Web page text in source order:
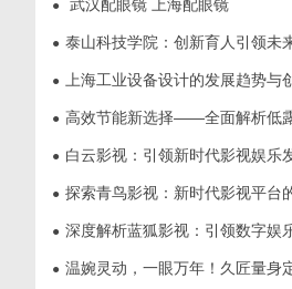
● 武汉配眼镜 上海配眼镜
● 泰山科技学院：创新育人引领未来科
● 上海工业设备设计的发展趋势与创
● 高效节能新选择——全面解析低露点除湿机
● 白云影视：引领新时代影视娱乐发
● 探索青鸟影视：新时代影视平台的多元化
● 深度解析蓝狐影视：引领数字娱乐新时
● 温婉灵动，一眼万年！久匠量身定制的眉眼唇，才是你整张脸的点睛之笔！